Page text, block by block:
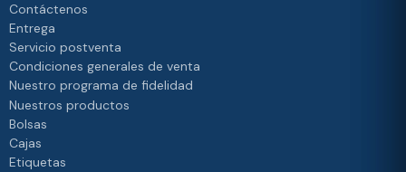
Contáctenos
Entrega
Servicio postventa
Condiciones generales de venta
Nuestro programa de fidelidad
Nuestros productos
Bolsas
Cajas
Etiquetas